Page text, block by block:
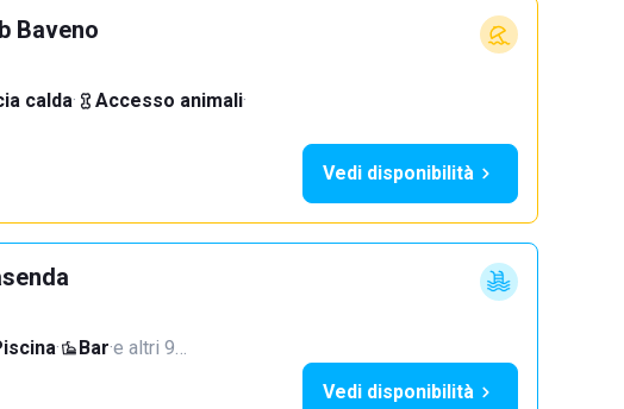
Baveno
calda· Accesso animali·
Vedi disponibilità
· Bar·e altri 9…
Vedi disponibilità